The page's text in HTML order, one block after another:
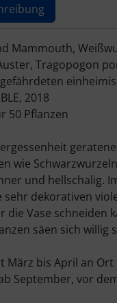
Mammouth,
Tragopogon
2018
50 Pflanzen
wie
und hellschalig.
sehr dekorativen
die Vase schneiden
säen sich willig
März bis April an Ort
September, vor